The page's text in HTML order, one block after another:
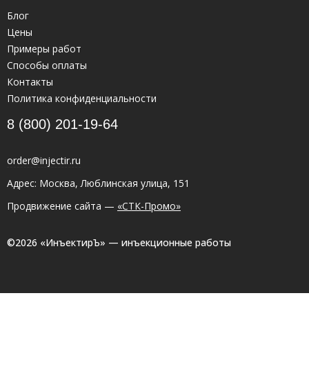
Блог
Цены
Примеры работ
Способы оплаты
Контакты
Политика конфиденциальности
8 (800) 201-19-64
order@injectir.ru
Адрес: Москва, Люблинская улица, 151
Продвижение сайта — «СТК-Промо»
©2026 «ИнъектирЪ» — инъекционные работы